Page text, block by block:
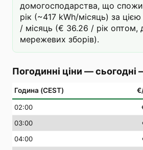
домогосподарства, що
рік (~417 kWh/місяць) за
/ місяць (€ 36.26 / рік оптом,
мережевих зборів).
Погодинні ціни — сьогодні
Година (CEST)
02:00
03:00
04:00